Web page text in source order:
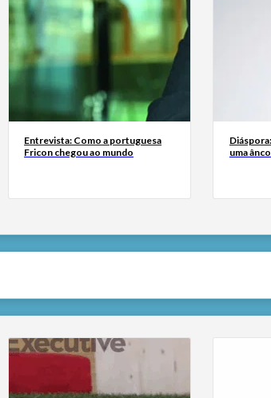
Entrevista: Como a portuguesa
Fricon chegou ao mundo
uma